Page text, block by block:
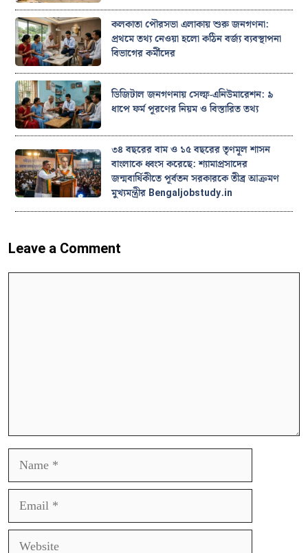
কলকাতা পৌরসভা এলাকায় শুরু জনগণনা:
প্রথমে তথ্য নেওয়া হলো কঠিন বর্জ্য ব্যবস্থাপনা
বিভাগের কর্মীদের
ডিজিটাল জনগণনায় সেল্ফ-এনিউমারেশন: ৯
ধাপে ফর্ম পূরণের নিয়ম ও বিস্তারিত তথ্য
৩৪ বছরের বাম ও ১৫ বছরের তৃণমূল শাসন
বাংলাকে ধ্বংস করেছে: শ্যামাপ্রসাদের
জন্মবার্ষিকীতে পূর্বতন সরকারকে তীব্র আক্রমণ
মুখ্যমন্ত্রীর Bengaljobstudy.in
Leave a Comment
Name
Email
Website